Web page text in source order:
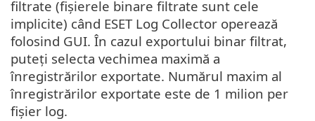
filtrate (fișierele binare filtrate sunt cele
implicite) când ESET Log Collector operează
folosind GUI. În cazul exportului binar filtrat,
puteți selecta vechimea maximă a
înregistrărilor exportate. Numărul maxim al
înregistrărilor exportate este de 1 milion per
fișier log.